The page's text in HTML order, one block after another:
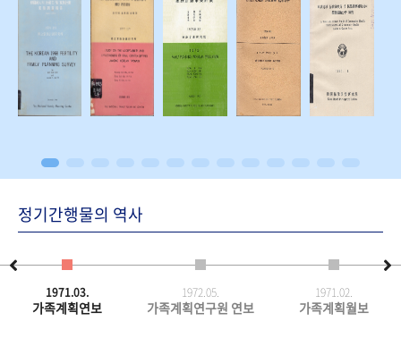
정기간행물의 역사
1971.03.
가족계획연보
1972.05.
가족계획연구원 연보
1971.02.
가족계획월보